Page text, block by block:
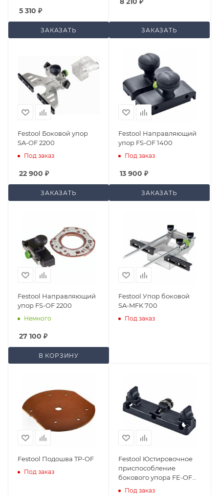
5 310 ₽
ЗАКАЗАТЬ ЗАКАЗАТЬ
Festool Боковой упор
SA-OF 2200
Под заказ
22 900 ₽
ЗАКАЗАТЬ
Festool Направляющий
упор FS-OF 1400
Под заказ
13 900 ₽
ЗАКАЗАТЬ
Festool Направляющий
упор FS-OF 2200
Немного
27 100 ₽
В КОРЗИНУ
Festool Упор боковой
SA-MFK 700
Под заказ
Festool Подошва TP-OF
Под заказ
Festool Юстировочное
приспособление
бокового упора FE-OF
1000/KF
Под заказ